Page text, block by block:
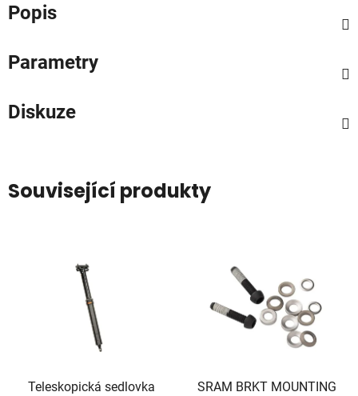
Popis
Parametry
Diskuze
Související produkty
Teleskopická sedlovka
SRAM BRKT MOUNTING